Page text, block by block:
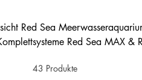
Kategorie: Fischfutter Red Sea Fischfutter
43 Produkte